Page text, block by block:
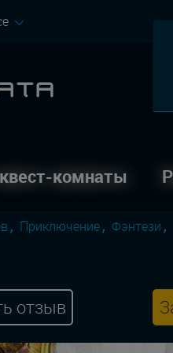
комнаты
Приключение Фэнтези
отзыв